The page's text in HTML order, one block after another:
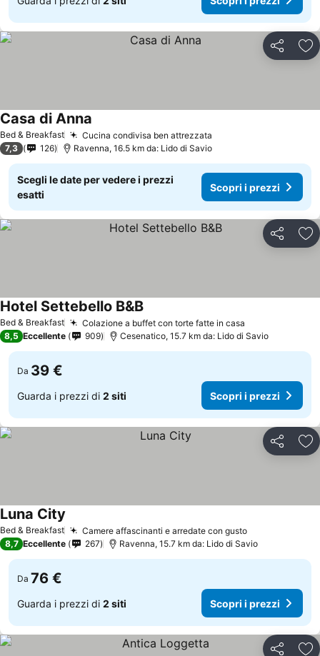
Condividi
Bed & Breakfast Cucina condivisa ben attrezzata
Casa di Anna
7,3 126 Ravenna, 16.5 km da: Lido di Savio
Scegli le date per vedere i prezzi
esatti
Scopri i prezzi
Condividi
Bed & Breakfast Colazione a buffet con torte fatte in casa
Hotel Settebello B&BScopri i prezzi
8,5 Eccellente 909 Cesenatico, 15.7 km da: Lido di Savio
Da 39 €
Guarda i prezzi di 2 siti Scopri i prezzi
Condividi
Bed & Breakfast Camere affascinanti e arredate con gustoScopri i
Luna City
8,7 Eccellente 267 Ravenna, 15.7 km da: Lido di Savio
Da 76 €
Guarda i prezzi di 2 siti Scopri i prezzi